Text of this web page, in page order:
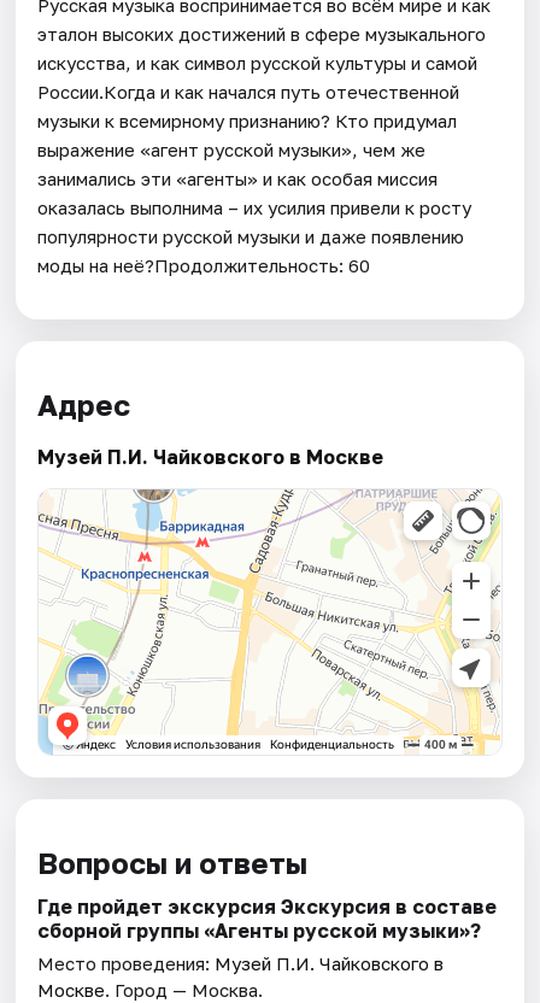
Русская музыка воспринимается во всём мире и как
эталон высоких достижений в сфере музыкального
искусства, и как символ русской культуры и самой
России.Когда и как начался путь отечественной
музыки к всемирному признанию? Кто придумал
выражение «агент русской музыки», чем же
занимались эти «агенты» и как особая миссия
оказалась выполнима – их усилия привели к росту
популярности русской музыки и даже появлению
моды на неё?Продолжительность: 60
Адрес
Музей П.И. Чайковского в Москве
Вопросы и ответы
Где пройдет экскурсия Экскурсия в составе
сборной группы «Агенты русской музыки»?
Место проведения: Музей П.И. Чайковского в
Москве. Город — Москва.